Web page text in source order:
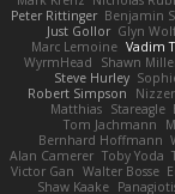
Peter Rittinger Benjamin
Just Gollor Glyn Wolf
Marc Lemoine Vadim
WyrmHead
Shawn
Steve Hurley
Robert Simpson
Matthias Stareagle
Tom Jachmann
Bernhard Hoffmann
Alan Camerer Toby Yoda
Victor Gan Walter Bosse
Shaw Kaake